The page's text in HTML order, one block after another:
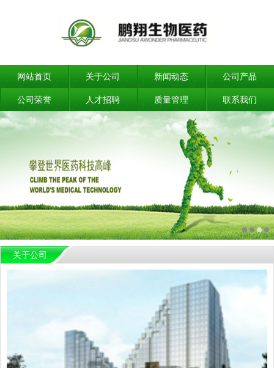
网站首页 关于公司 新闻动态 公司产品
公司荣誉 人才招聘 质量管理 联系我们
关于公司